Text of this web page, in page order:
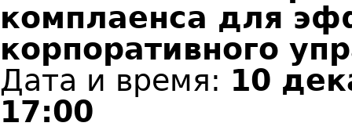
комплаенса для
корпоративного
Дата и время: 10
17:00